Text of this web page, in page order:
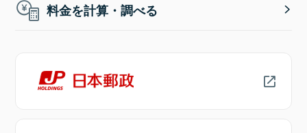
料金を計算・調べる